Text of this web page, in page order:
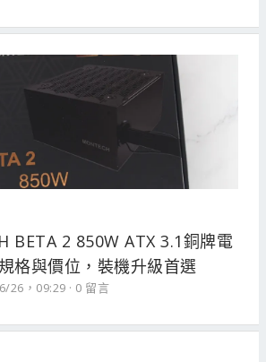
BETA 2 850W ATX 3.1銅牌電
格與價位，裝機升級首選
26，09:29 0 留言